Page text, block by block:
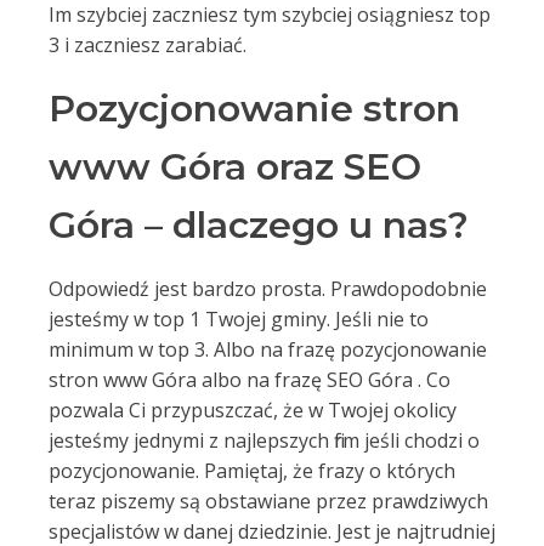
Im szybciej zaczniesz tym szybciej osiągniesz top
3 i zaczniesz zarabiać.
Pozycjonowanie stron
www Góra oraz SEO
Góra – dlaczego u nas?
Odpowiedź jest bardzo prosta. Prawdopodobnie
jesteśmy w top 1 Twojej gminy. Jeśli nie to
minimum w top 3. Albo na frazę pozycjonowanie
stron www Góra albo na frazę SEO Góra . Co
pozwala Ci przypuszczać, że w Twojej okolicy
jesteśmy jednymi z najlepszych firm jeśli chodzi o
pozycjonowanie. Pamiętaj, że frazy o których
teraz piszemy są obstawiane przez prawdziwych
specjalistów w danej dziedzinie. Jest je najtrudniej